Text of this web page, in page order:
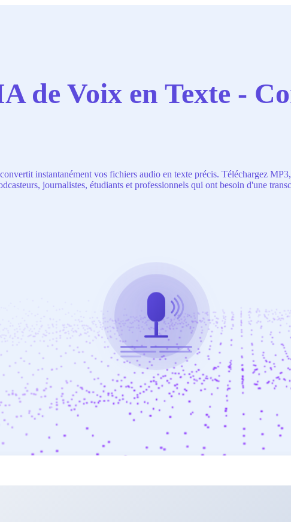
de Voix en Texte -
instantanément vos fichiers audio en texte précis. Téléchargez
journalistes, étudiants et professionnels qui ont besoin d'une